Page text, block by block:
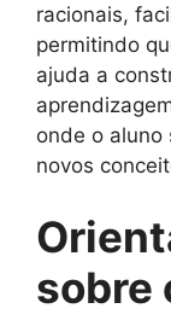
racionais,
permitindo
ajuda a
onde o aluno
novos
sobre